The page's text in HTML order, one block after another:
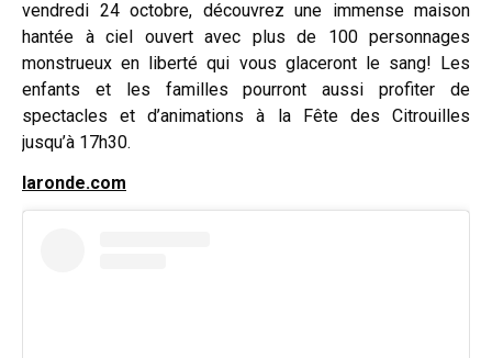
vendredi 24 octobre, découvrez une immense maison
hantée à ciel ouvert avec plus de 100 personnages
monstrueux en liberté qui vous glaceront le sang! Les
enfants et les familles pourront aussi profiter de
spectacles et d’animations à la Fête des Citrouilles
jusqu’à 17h30.
laronde.com